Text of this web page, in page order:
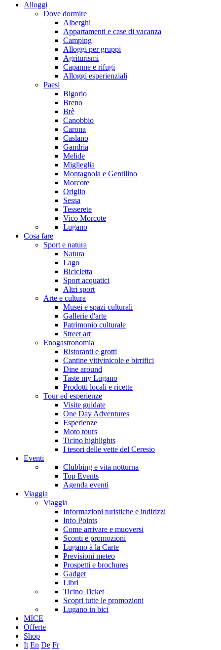
Alloggi
Dove dormire
Alberghi
Appartamenti e case di vacanza
Camping
Alloggi per gruppi
Agriturismi
Capanne e rifugi
Alloggi esperienziali
Paesi
Bigorio
Breno
Brè
Canobbio
Carona
Caslano
Gandria
Melide
Miglieglia
Montagnola e Gentilino
Morcote
Origlio
Sessa
Tesserete
Vico Morcote
Lugano
Cosa fare
Sport e natura
Natura
Lago
Bicicletta
Sport acquatici
Altri sport
Arte e cultura
Musei e spazi culturali
Gallerie d'arte
Patrimonio culturale
Street art
Enogastronomia
Ristoranti e grotti
Cantine vitivinicole e birrifici
Dine around
Taste my Lugano
Prodotti locali e ricette
Tour ed esperienze
Visite guidate
One Day Adventures
Esperienze
Moto tours
Ticino highlights
I tesori delle vette del Ceresio
Eventi
Clubbing e vita notturna
Top Events
Agenda eventi
Viaggia
Viaggia
Informazioni turistiche e indirizzi
Info Points
Come arrivare e muoversi
Sconti e promozioni
Lugano à la Carte
Previsioni meteo
Prospetti e brochures
Gadget
Libri
Ticino Ticket
Scopri tutte le promozioni
Lugano in bici
MICE
Offerte
Shop
It En De Fr